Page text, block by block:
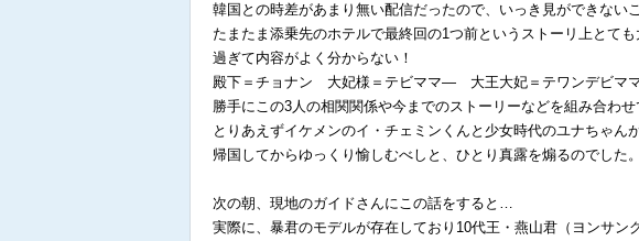
韓国との時差があまり無い配信だったので、いっき見ができない
たまたま添乗先のホテルで最終回の1つ前というストーリ上とて
過ぎて内容がよく分からない！
殿下＝チョナン 大妃様＝テビママ― 大王大妃＝テワンデビマ
勝手にこの3人の相関関係や今までのストーリーなどを組み合わ
とりあえずイケメンのイ・チェミンくんと少女時代のユナちゃん
帰国してからゆっくり愉しむべしと、ひとり真露を煽るのでした。
次の朝、現地のガイドさんにこの話をすると…
実際に、暴君のモデルが存在しており10代王・燕山君（ヨンサン